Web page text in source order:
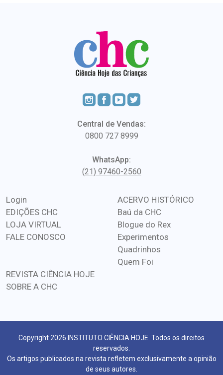
Central de Vendas:
0800 727 8999
WhatsApp:
(21) 97460-2560
Login
EDIÇÕES CHC
LOJA VIRTUAL
FALE CONOSCO
ACERVO HISTÓRICO
Baú da CHC
Blogue do Rex
Experimentos
Quadrinhos
Quem Foi
REVISTA CIÊNCIA HOJE
SOBRE A CHC
Copyright 2026 INSTITUTO CIÊNCIA HOJE. Todos os direitos
reservados.
Os artigos publicados na revista refletem exclusivamente a opinião
de seus autores.